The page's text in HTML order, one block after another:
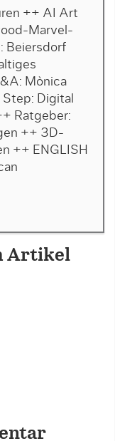
++ AI Art
Marvel-
Beiersdorf
Mònica
Digital
Ratgeber:
++ 3D-
++ ENGLISH
Artikel